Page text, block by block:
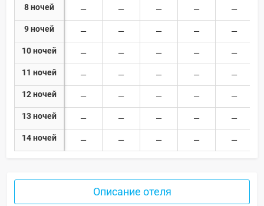
8 ночей
9 ночей
10 ночей
11 ночей
12 ночей
13 ночей
14 ночей
Описание отеля